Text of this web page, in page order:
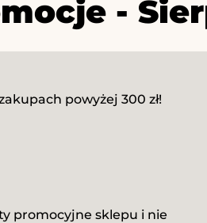
-
powyżej 300 zł!
promocyjne sklepu i nie